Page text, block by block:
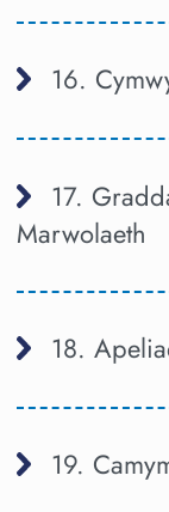
16.
17.
Marwolaeth
18.
19.